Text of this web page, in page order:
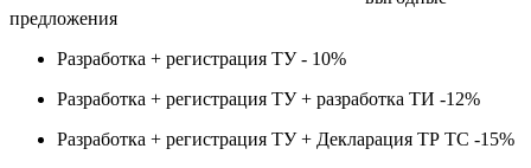
предложения
Разработка + регистрация ТУ - 10%
Разработка + регистрация ТУ + разработка ТИ -12%
Разработка + регистрация ТУ + Декларация ТР ТС -15%